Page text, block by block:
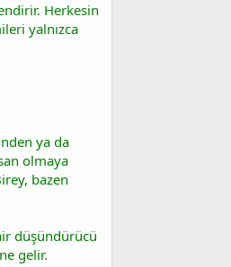
Herkesin
yalnızca
ya da
olmaya
bazen
düşündürücü
gelir.